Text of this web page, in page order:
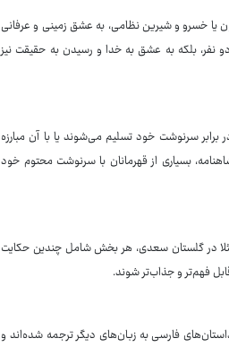
یا خسرو و شیرین نظامی، به عشق زمینی و عرفانی
نفر، بلکه به عشق به خدا و رسیدن به حقیقت نیز
سرنوشت خود تسلیم می‌شوند یا با آن مبارزه
بسیاری از قهرمانان با سرنوشت محتوم خود
در گلستان سعدی، هر بخش شامل چندین حکایت
فهم‌تر و جذاب‌تر شوند.
داستان‌های فارسی به زبان‌های دیگر ترجمه شده‌اند و